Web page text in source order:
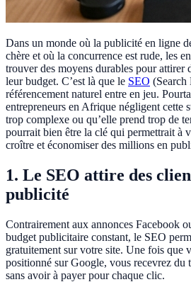
Dans un monde où la publicité en ligne
chère et où la concurrence est rude, les
trouver des moyens durables pour attirer
leur budget. C’est là que le SEO (Search
référencement naturel entre en jeu.
entrepreneurs en Afrique négligent cette
trop complexe ou qu’elle prend trop de
pourrait bien être la clé qui permettrait à
croître et économiser des millions en
1. Le SEO attire des
publicité
Contrairement aux annonces Facebook
budget publicitaire constant, le SEO
gratuitement sur votre site. Une fois que
positionné sur Google, vous recevrez du
sans avoir à payer pour chaque clic.